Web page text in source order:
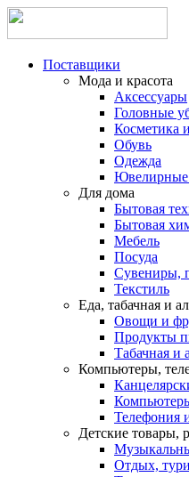
Поставщики
Мода и красота
Аксессуары
Головные
Косметика
Обувь
Одежда
Ювелирные
Для дома
Бытовая
Бытовая
Мебель
Посуда
Сувениры,
Текстиль
Еда, табачная и
Овощи и
Продукты
Табачная и
Компьютеры,
Телефония
Детские товары,
Отдых,